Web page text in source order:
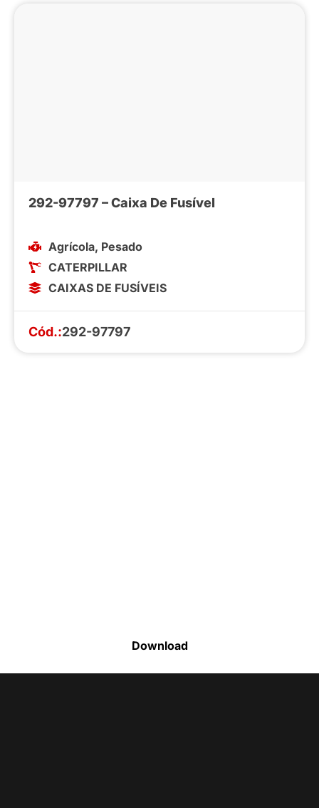
292-97797 – Caixa De Fusível
Agrícola, Pesado
CATERPILLAR
CAIXAS DE FUSÍVEIS
Cód.:292-97797
Download